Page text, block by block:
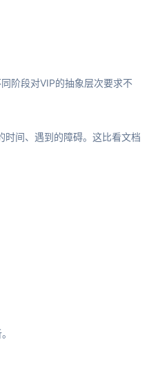
阶段对VIP的抽象层次要求不
间、遇到的障碍。这比看文档